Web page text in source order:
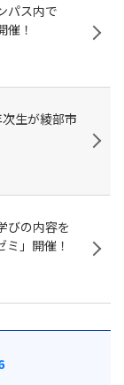
パス内で
催！
生が綾部市
びの内容を
」開催！